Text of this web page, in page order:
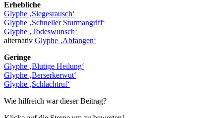
Erhebliche
Glyphe ‚Siegesrausch‘
Glyphe ‚Schneller Sturmangriff‘
Glyphe ‚Todeswunsch‘
alternativ Glyphe ‚Abfangen‘
Geringe
Glyphe ‚Blutige Heilung‘
Glyphe ‚Berserkerwut‘
Glyphe ‚Schlachtruf‘
Wie hilfreich war dieser Beitrag?